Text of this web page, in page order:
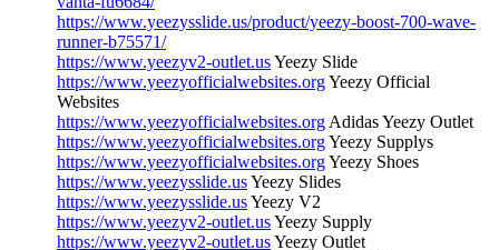
https://www.yeezysslide.us/product/yeezy-boost-700-wave-
runner-b75571/
https://www.yeezyv2-outlet.usYeezy Slide
https://www.yeezyofficialwebsites.orgYeezy Official
Websites
https://www.yeezyofficialwebsites.org Adidas Yeezy Outlet
https://www.yeezyofficialwebsites.orgYeezy Supplys
https://www.yeezyofficialwebsites.orgYeezy Shoes
https://www.yeezysslide.usYeezy Slides
https://www.yeezysslide.usYeezy V2
https://www.yeezyv2-outlet.usYeezy Supply
https://www.yeezyv2-outlet.usYeezy Outlet